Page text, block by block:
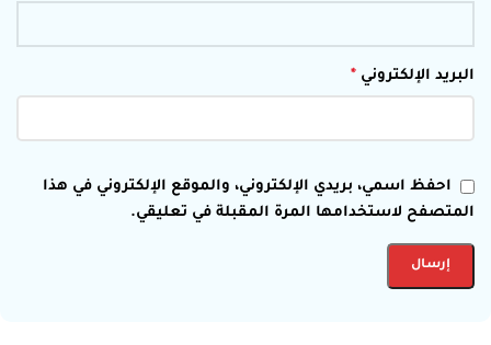
البريد الإلكتروني *
احفظ اسمي، بريدي الإلكتروني، والموقع الإلكتروني في هذا
المتصفح لاستخدامها المرة المقبلة في تعليقي.